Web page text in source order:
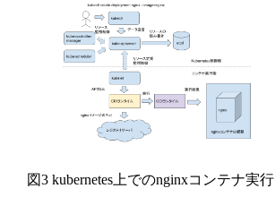
図3 kubernetes上でのnginxコンテナ実行